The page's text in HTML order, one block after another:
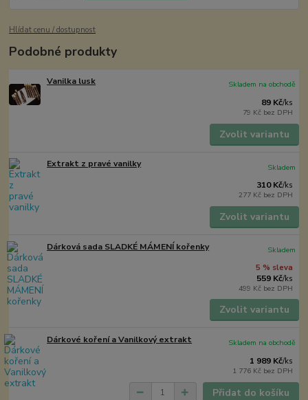
Hlídat cenu / dostupnost
Podobné produkty
Vanilka lusk
89 Kč/ks
79 Kč bez DPH
Skladem na obchodě
Zvolit variantu
Extrakt z pravé vanilky
310 Kč/ks
277 Kč bez DPH
Skladem
Zvolit variantu
Dárková sada SLADKÉ MÁMENÍ kořenky
5 % sleva
559 Kč/ks
499 Kč bez DPH
Skladem
Zvolit variantu
Dárkové koření a Vanilkový extrakt
1 989 Kč/ks
1 776 Kč bez DPH
Skladem na obchodě
Přidat do košíku